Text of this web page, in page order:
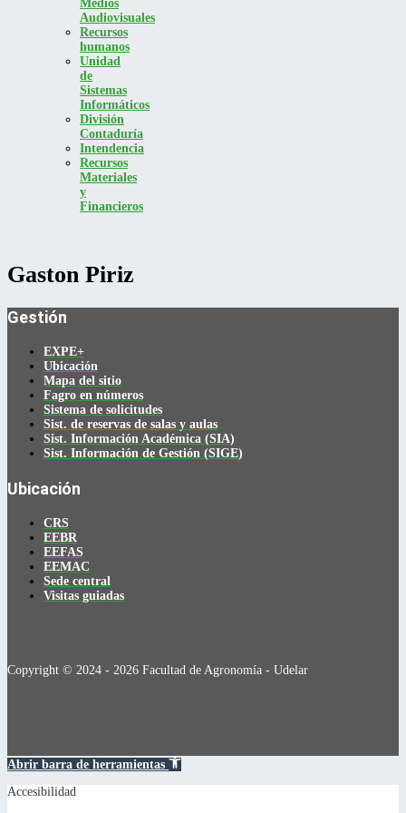
Medios
Audiovisuales
Recursos
humanos
Unidad
de
Sistemas
Informáticos
División
Contaduría
Intendencia
Recursos
Materiales
y
Financieros
Gaston Piriz
Gestión
EXPE+
Ubicación
Mapa del sitio
Fagro en números
Sistema de solicitudes
Sist. de reservas de salas y aulas
Sist. Información Académica (SIA)
Sist. Información de Gestión (SIGE)
Ubicación
CRS
EEBR
EEFAS
EEMAC
Sede central
Visitas guiadas
Copyright © 2024 - 2026 Facultad de Agronomía - Udelar
Abrir barra de herramientas
Accesibilidad